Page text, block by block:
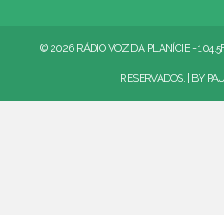
© 2026 RÁDIO VOZ DA PLANÍCIE -
RESERVADOS. | BY